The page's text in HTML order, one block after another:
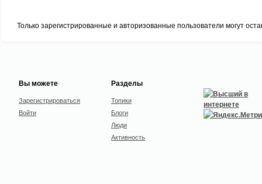
Только зарегистрированные и авторизованные пользователи могут
Вы можете
Зарегистрироваться
Войти
Разделы
Топики
Блоги
Люди
Активность